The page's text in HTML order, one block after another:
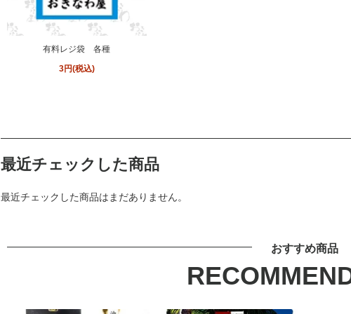
有料レジ袋 各種
3円(税込)
最近チェックした商品
最近チェックした商品はまだありません。
おすすめ商品